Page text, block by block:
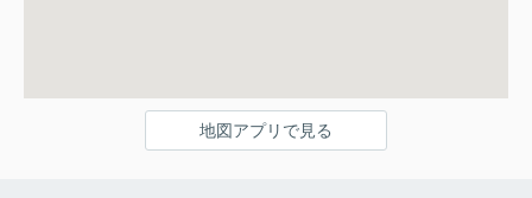
地図アプリで見る